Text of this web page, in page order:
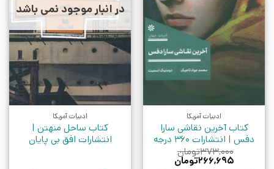
ادبیات آمریکا
کتاب آخرین نقاشی سارا
دفس | انتشارات 360 درجه
۳۷۳,۰۰۰تومان
قیمت
۲۶۶,۶۹۵تومان
در انبار موجود نمی باشد
ادبیات آمریکا
کتاب ساحل منهتن |
انتشارات افق بی پایان